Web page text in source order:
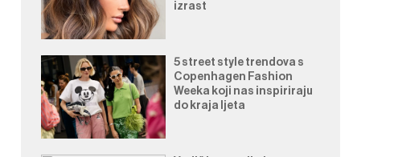
izrast
5 street style trendova s
Copenhagen Fashion
Weeka koji nas inspiriraju
do kraja ljeta